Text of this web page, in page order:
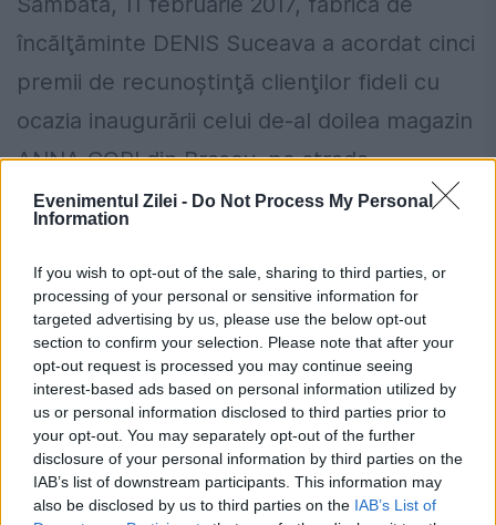
Evenimentul Zilei - Do Not Process My Personal
Information
If you wish to opt-out of the sale, sharing to third parties, or
processing of your personal or sensitive information for
targeted advertising by us, please use the below opt-out
section to confirm your selection. Please note that after your
opt-out request is processed you may continue seeing
interest-based ads based on personal information utilized by
us or personal information disclosed to third parties prior to
your opt-out. You may separately opt-out of the further
disclosure of your personal information by third parties on the
IAB’s list of downstream participants. This information may
also be disclosed by us to third parties on the IAB’s List of
încălţăminte DENIS Suceava a acordat cinci
premii de recunoştinţă clienţilor fideli cu
ocazia inaugurării celui de-al doilea magazin
ANNA CORI din Braşov, pe strada...